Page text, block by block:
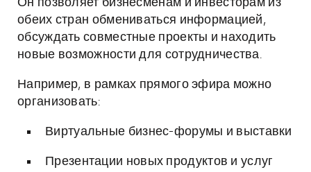
Он позволяет бизнесменам и инвесторам из
обеих стран обмениваться информацией,
обсуждать совместные проекты и находить
новые возможности для сотрудничества.
Например, в рамках прямого эфира можно
организовать:
Виртуальные бизнес-форумы и выставки
Презентации новых продуктов и услуг